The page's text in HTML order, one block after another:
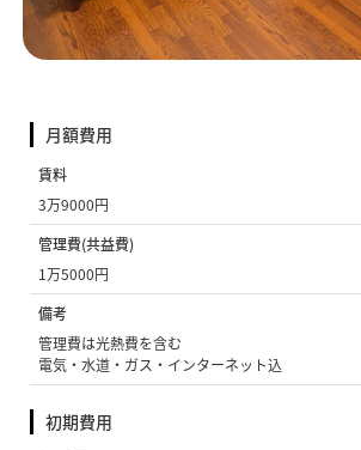
月額費用
賃料
3万9000円
管理費(共益費)
1万5000円
備考
管理費は光熱費を含む
電気・水道・ガス・インターネット込
初期費用